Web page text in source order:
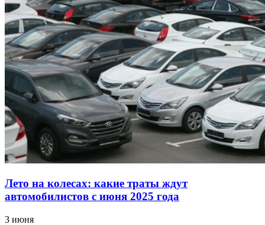
Лето на колесах: какие траты ждут
автомобилистов с июня 2025 года
3 июня